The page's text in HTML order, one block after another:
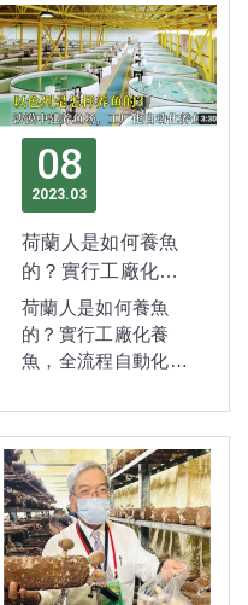
08
03
2023
荷蘭人是如何養魚
的？實行工廠化養
魚，全流程自動
化，不得不服！
荷蘭人是如何養魚
的？實行工廠化養
魚，全流程自動化，